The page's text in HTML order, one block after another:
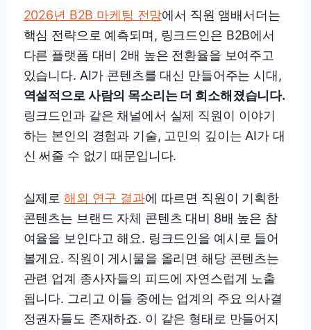
2026년 B2B 마케팅 전망에서 직원 앰배서더는
핵심 전략으로 예측되며, 링크드인은 B2B에서
다른 플랫폼 대비 2배 높은 전환율을 보여주고
있습니다. AI가 콘텐츠를 대신 만들어주는 시대,
역설적으로 사람의 목소리는 더 희소해졌습니다.
링크드인과 같은 채널에서 실제 직원이 이야기
하는 본인의 경험과 기술, 고민의 깊이는 AI가 대
신 써줄 수 없기 때문입니다.
실제로해외 연구 결과에 따르면 직원이 기획한
콘텐츠는 브랜드 자체 콘텐츠 대비 8배 높은 참
여율을 보인다고 해요. 링크드인을 예시로 들어
볼게요. 직원이 게시물을 올리면 해당 콘텐츠는
관련 업계 종사자들의 피드에 자연스럽게 노출
됩니다. 그리고 이들 중에는 업계의 주요 의사결
정권자들도 존재하죠. 이 같은 형태로 만들어지